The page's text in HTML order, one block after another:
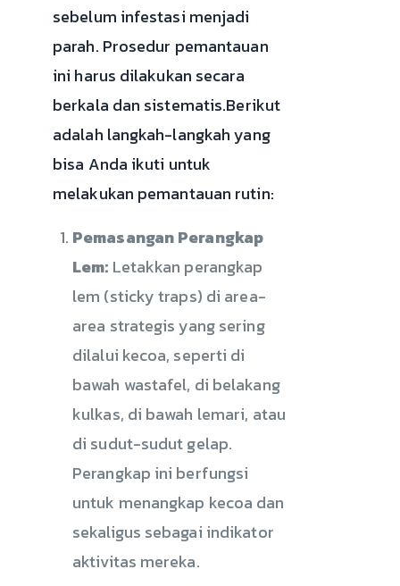
sebelum infestasi menjadi
parah. Prosedur pemantauan
ini harus dilakukan secara
berkala dan sistematis.Berikut
adalah langkah-langkah yang
bisa Anda ikuti untuk
melakukan pemantauan rutin:
Pemasangan Perangkap
Lem: Letakkan perangkap
lem (sticky traps) di area-
area strategis yang sering
dilalui kecoa, seperti di
bawah wastafel, di belakang
kulkas, di bawah lemari, atau
di sudut-sudut gelap.
Perangkap ini berfungsi
untuk menangkap kecoa dan
sekaligus sebagai indikator
aktivitas mereka.